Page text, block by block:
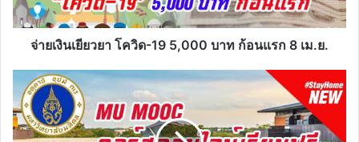
ก้อน
แรก
จ่ายเงินเยียวยา โควิด-19 5,000 บาท ก้อนแรก 8 เม.ย.
คอร์ส
ออนไลน์
เรียน
ฟรี